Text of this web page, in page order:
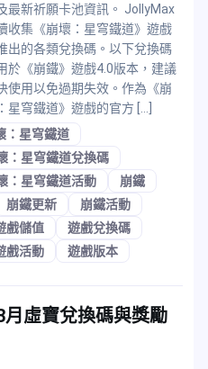
最新祈願卡池資訊。 JollyMax
收集《崩壞：星穹鐵道》遊戲
出的各類兌換碼。以下兌換碼
於《崩鐵》遊戲4.0版本，建議
使用以免過期失效。作為《崩
星穹鐵道》遊戲的官方 […]
：星穹鐵道
：星穹鐵道兌換碼
：星穹鐵道活動
崩鐵
崩鐵更新
崩鐵活動
戲儲值
遊戲兌換碼
戲活動 遊戲版本
月虛寶兌換碼與獎勵